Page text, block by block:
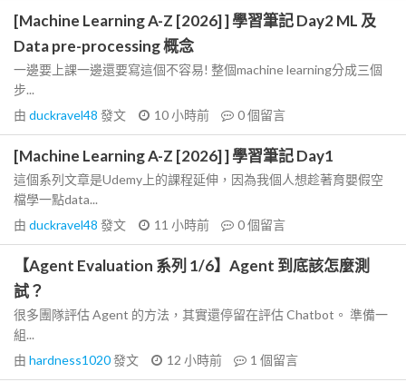
[Machine Learning A-Z [2026] ] 學習筆記 Day2 ML 及
Data pre-processing 概念
一邊要上課一邊還要寫這個不容易! 整個machine learning分成三個
步...
由 duckravel48 發文 10 小時前 0個留言
[Machine Learning A-Z [2026] ] 學習筆記 Day1
這個系列文章是Udemy上的課程延伸，因為我個人想趁著育嬰假空
檔學一點data...
由 duckravel48 發文 11 小時前 0個留言
【Agent Evaluation 系列 1/6】Agent 到底該怎麼測
試？
很多團隊評估 Agent 的方法，其實還停留在評估 Chatbot。 準備一
組...
由 hardness1020發文 12 小時前 1 個留言